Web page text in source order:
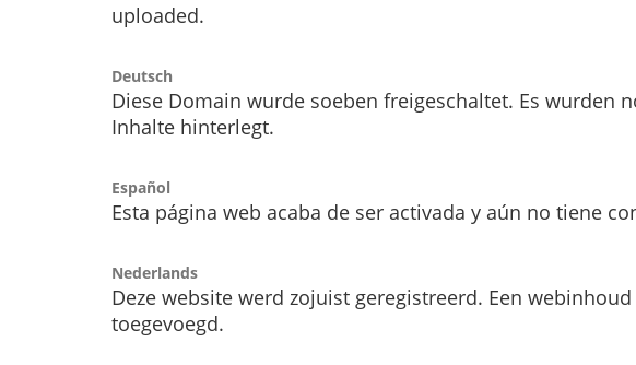
uploaded.
Deutsch
Diese Domain wurde soeben freigeschaltet. Es wurden
Inhalte hinterlegt.
Español
Esta página web acaba de ser activada y aún no tiene
Nederlands
Deze website werd zojuist geregistreerd. Een
toegevoegd.